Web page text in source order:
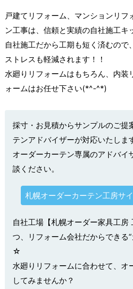
戸建てリフォーム、マンションリフ
ン工事は、信頼と実績の自社施工キ
自社施工だから工期も短く済むので
ストレスも軽減されます！！
水廻りリフォームはもちろん、内装
ォームはお任せ下さい(*^-^*)
採寸・お見積からサンプルのご提
テンアドバイザーが対応いたしま
オーダーカーテン専属のアドバイ
談ください。
札幌オーダーカーテン工房サ
自社工場【札幌オーダー家具工房
つ、リフォーム会社だからできる
☆
水廻りリフォームに合わせて、オ
してみませんか？